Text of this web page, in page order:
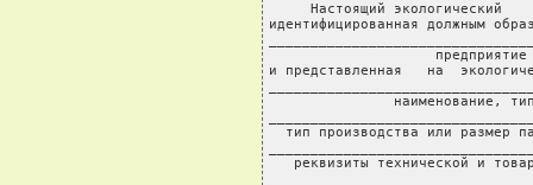
Настоящий экологический
идентифицированная должным
предприятие
и представленная   на
наименование,
тип производства или размер
реквизиты технической и